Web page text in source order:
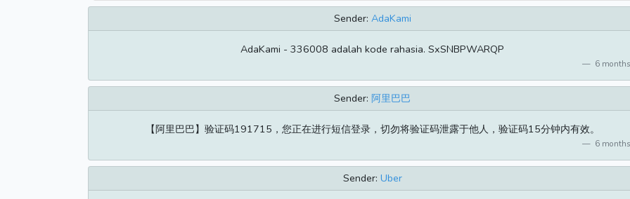
Sender: AdaKami
AdaKami - 336008 adalah kode rahasia. SxSNBPWARQP
6
Sender: 阿里巴巴
【阿里巴巴】验证码191715，您正在进行短信登录，切勿将验证码泄露于他人，验证码15分钟内有效。
6
Sender: Uber